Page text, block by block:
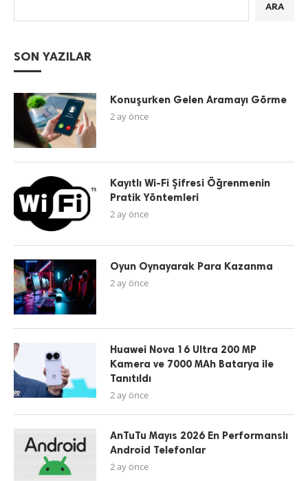
ARA
SON YAZILAR
Konuşurken Gelen Aramayı Görme
2 ay önce
Kayıtlı Wi-Fi Şifresi Öğrenmenin
Pratik Yöntemleri
2 ay önce
Oyun Oynayarak Para Kazanma
2 ay önce
Huawei Nova 16 Ultra 200 MP
Kamera ve 7000 MAh Batarya ile
Tanıtıldı
2 ay önce
AnTuTu Mayıs 2026 En Performanslı
Android Telefonlar
2 ay önce